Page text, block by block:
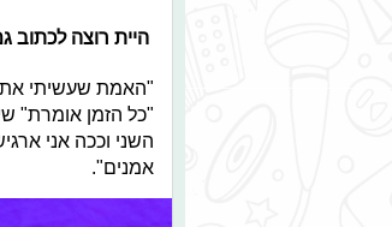
היית רוצה לכתוב
"האמת שעשיתי את
"כל הזמן אומרת"
השני וככה אני
אמנים".